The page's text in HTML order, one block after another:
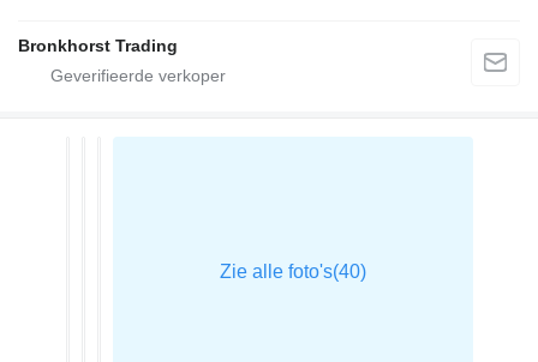
Bronkhorst Trading